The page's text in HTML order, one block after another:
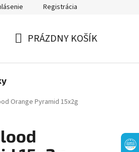
Registrácia
PRÁZDNY KOŠÍK
Orange Pyramid 15x2g